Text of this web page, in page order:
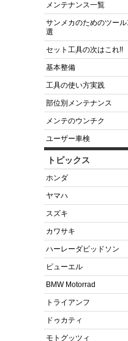
メンテナンス一覧
サンメカのためのツー
選
セット工具の次はこれ!!
基本整備
工具の使い方実践
部位別メンテナンス
メンテのウンチク
ユーザー車検
トピックス
ホンダ
ヤマハ
スズキ
カワサキ
ハーレーダビッドソン
ビューエル
BMW Motorrad
トライアンフ
ドゥカティ
モトグッツィ